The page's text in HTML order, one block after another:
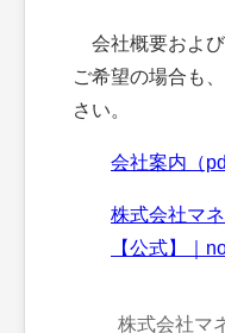
会社概要およ
ご希望の場合も
さい。
会社案内（
株式会社マ
【公式】｜
株式会社マ